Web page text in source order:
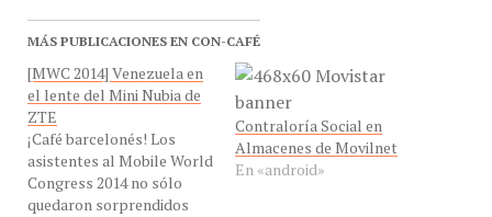
MÁS PUBLICACIONES EN CON-CAFÉ
[MWC 2014] Venezuela en
el lente del Mini Nubia de
ZTE
¡Café barcelonés! Los
asistentes al Mobile World
Congress 2014 no sólo
quedaron sorprendidos
Contraloría Social en
Almacenes de Movilnet
En «android»